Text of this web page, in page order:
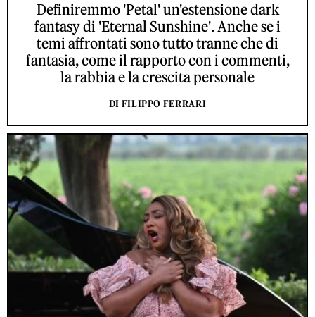
Definiremmo 'Petal' un'estensione dark
fantasy di 'Eternal Sunshine'. Anche se i
temi affrontati sono tutto tranne che di
fantasia, come il rapporto con i commenti,
la rabbia e la crescita personale
DI FILIPPO FERRARI